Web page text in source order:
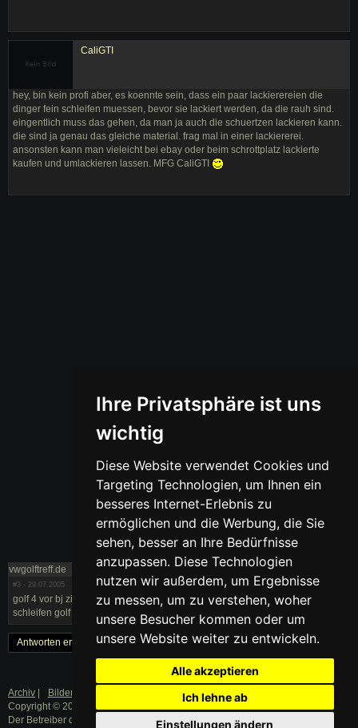
Ihre Privatsphäre ist uns
wichtig
Diese Website verwendet Cookies und
Targeting Technologien, um Ihnen ein
besseres Internet-Erlebnis zu
ermöglichen und die Werbung, die Sie
sehen, besser an Ihre Bedürfnisse
anzupassen. Diese Technologien
nutzen wir außerdem, um Ergebnisse
zu messen, um zu verstehen, woher
unsere Besucher kommen oder um
unsere Website weiter zu entwickeln.
Alle akzeptieren
Ich lehne ab
Einstellungen ändern
CaliGTI
hey, bin kein profi aber, es koennte sein, dass ein paar lackierereien die
dinger fein schleifen muessen, bevor sie lackiert werden, da die rauh sind.
eingentlich muss das gehen, da man ja auch die schuertzen lackieren kann.
die sind ja genau das gleiche material. frag mal in einer lackiererei.
ansonsten kann man vieleicht bei ebay oder beim schrottplatz lackierte
kaufen und umlackieren lassen. MFG CaliGTI
vwgolftreff.de
#3 - 29.07.2005
golf 4 vor bj zierleisten nur geklebt zierleiste vw golf 4 schrott zierleisten
schleifen golf 4 sind bei golf iv zierleisten geklebt?
« Zurück 1 Weiter »
Antworten erstellen
Archiv Bilder
Impressum
Copyright © 2003 - 2019 · Alle Rechte vorbehalten.
Der Betreiber distanziert sich ausdrücklich von den Inhalten der Forenbeiträge